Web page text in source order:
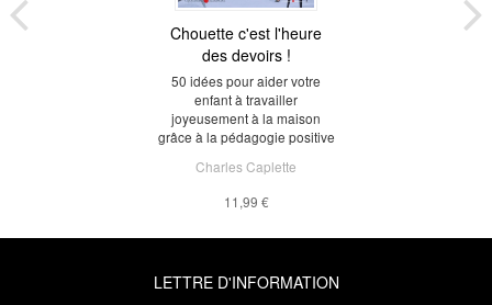
Chouette c'est l'heure
des devoirs !
50 idées pour aider votre
enfant à travailler
joyeusement à la maison
grâce à la pédagogie positive
Charles Caplette
11,99 €
LETTRE D'INFORMATION